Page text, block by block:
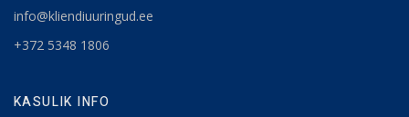
info@kliendiuuringud.ee
+372 5348 1806
KASULIK INFO